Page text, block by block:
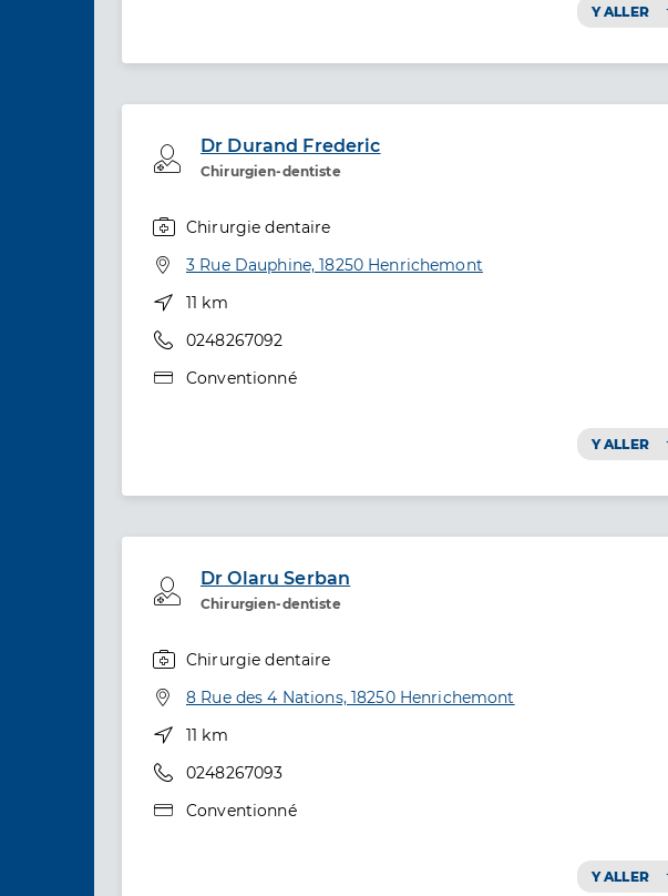
Y ALLER
Dr Durand Frederic
Chirurgien-dentiste
Professionel de santé
Chirurgie dentaire
Adresse
3 Rue Dauphine, 18250 Henrichemont
Distance
11 km
Téléphone
0248267092
Type de convention
Conventionné
Y ALLER
Dr Olaru Serban
Chirurgien-dentiste
Professionel de santé
Chirurgie dentaire
Adresse
8 Rue des 4 Nations, 18250 Henrichemont
Distance
11 km
Téléphone
0248267093
Type de convention
Conventionné
Y ALLER